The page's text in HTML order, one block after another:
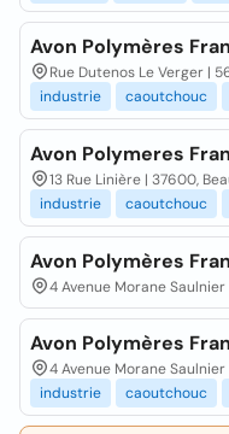
Avon Polymères
Rue Dutenos Le Verger |
industrie
caoutchouc
Avon Polymeres
13 Rue Linière | 37600,
industrie
caoutchouc
Avon Polymères
4 Avenue Morane
Avon Polymères
4 Avenue Morane
industrie
caoutchouc